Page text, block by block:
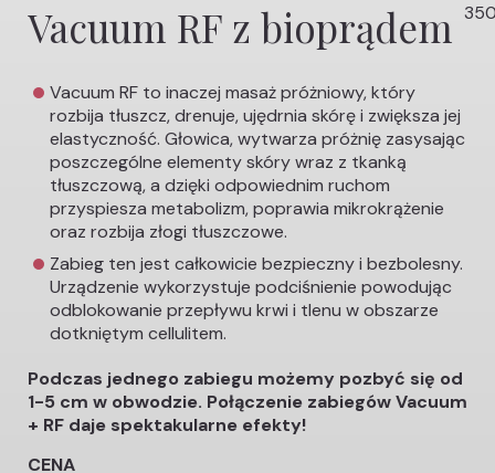
Vacuum RF z bioprądem
Vacuum RF to inaczej masaż próżniowy, który
rozbija tłuszcz, drenuje, ujędrnia skórę i zwiększa jej
elastyczność. Głowica, wytwarza próżnię zasysając
poszczególne elementy skóry wraz z tkanką
tłuszczową, a dzięki odpowiednim ruchom
przyspiesza metabolizm, poprawia mikrokrążenie
oraz rozbija złogi tłuszczowe.
Zabieg ten jest całkowicie bezpieczny i bezbolesny.
Urządzenie wykorzystuje podciśnienie powodując
odblokowanie przepływu krwi i tlenu w obszarze
dotkniętym cellulitem.
Podczas jednego zabiegu możemy pozbyć się od
1-5 cm w obwodzie. Połączenie zabiegów Vacuum
+ RF daje spektakularne efekty!
CENA